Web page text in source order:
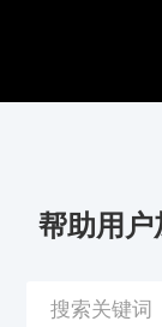
帮助用户